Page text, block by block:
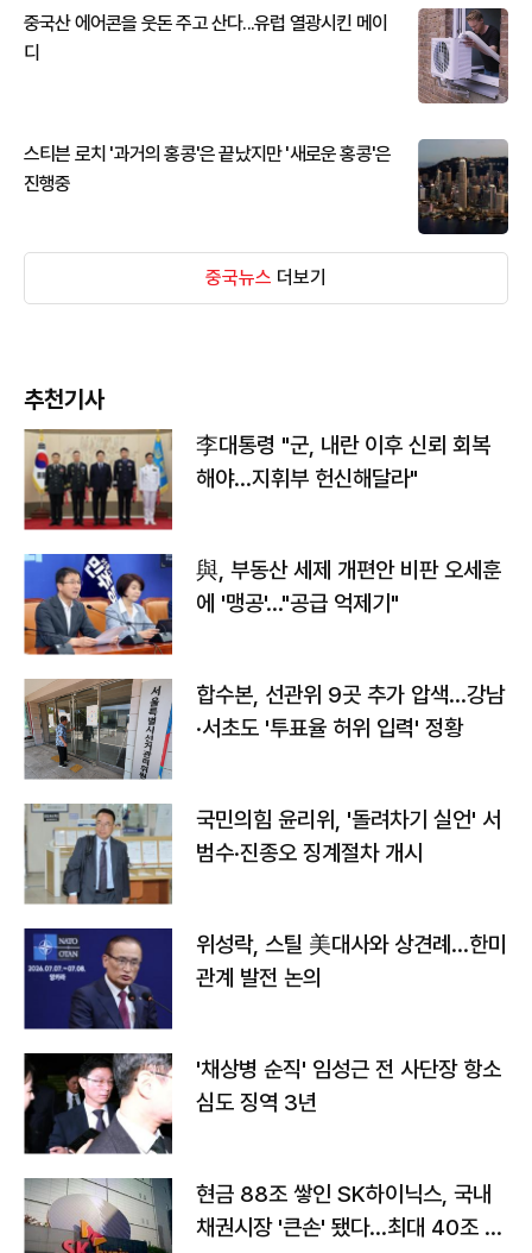
중국산 에어콘을 웃돈 주고 산다...유럽 열광시킨 메이
디
스티븐 로치 '과거의 홍콩'은 끝났지만 '새로운 홍콩'은
진행중
중국뉴스 더보기
추천기사
李대통령 "군, 내란 이후 신뢰 회복
해야…지휘부 헌신해달라"
與, 부동산 세제 개편안 비판 오세훈
에 '맹공'…"공급 억제기"
합수본, 선관위 9곳 추가 압색…강남
·서초도 '투표율 허위 입력' 정황
국민의힘 윤리위, '돌려차기 실언' 서
범수·진종오 징계절차 개시
위성락, 스틸 美대사와 상견례…한미
관계 발전 논의
'채상병 순직' 임성근 전 사단장 항소
심도 징역 3년
현금 88조 쌓인 SK하이닉스, 국내
채권시장 '큰손' 됐다…최대 40조 투